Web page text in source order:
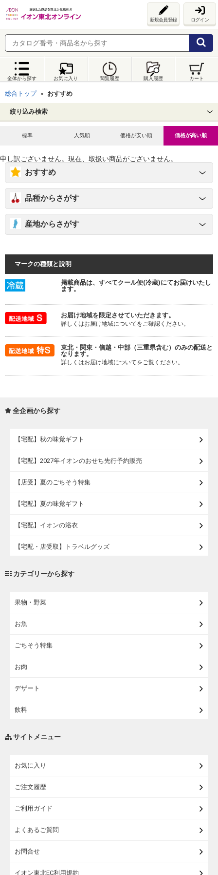
新規会員登録 ログイン
全体から探す お気に入り 閲覧履歴 購入履歴 カート
総合トップ おすすめ
絞り込み検索
標準 人気順 価格が安い順 価格が高い順
申し訳ございません。現在、取扱い商品がございません。
おすすめ
品種からさがす
産地からさがす
マークの種類と説明
掲載商品は、すべてクール便(冷蔵)にてお届けいたし
ます。
お届け地域を限定させていただきます。
詳しくはお届け地域についてをご確認ください。
東北・関東・信越・中部（三重県含む）のみの配送と
なります。
詳しくはお届け地域についてをご覧ください。
全企画から探す
【宅配】秋の味覚ギフト
【宅配】2027年イオンのおせち先行予約販売
【店受】夏のごちそう特集
【宅配】夏の味覚ギフト
【宅配】イオンの浴衣
【宅配・店受取】トラベルグッズ
カテゴリーから探す
果物・野菜
お魚
ごちそう特集
お肉
デザート
飲料
サイトメニュー
お気に入り
ご注文履歴
ご利用ガイド
よくあるご質問
お問合せ
イオン東北EC利用規約